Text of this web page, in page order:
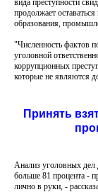
вида преступности
продолжает
образования,
"Численность фактов
уголовной
коррупционных
которые не являются
Принять
Анализ уголовных дел
больше 81 процента -
лично в руки, -